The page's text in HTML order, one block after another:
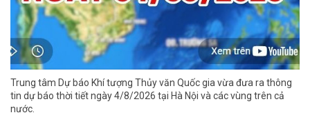
Trung tâm Dự báo Khí tượng Thủy văn Quốc gia vừa đưa ra thông
tin dự báo thời tiết ngày 4/8/2026 tại Hà Nội và các vùng trên cả
nước.